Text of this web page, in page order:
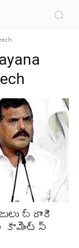
బ్రాందీ